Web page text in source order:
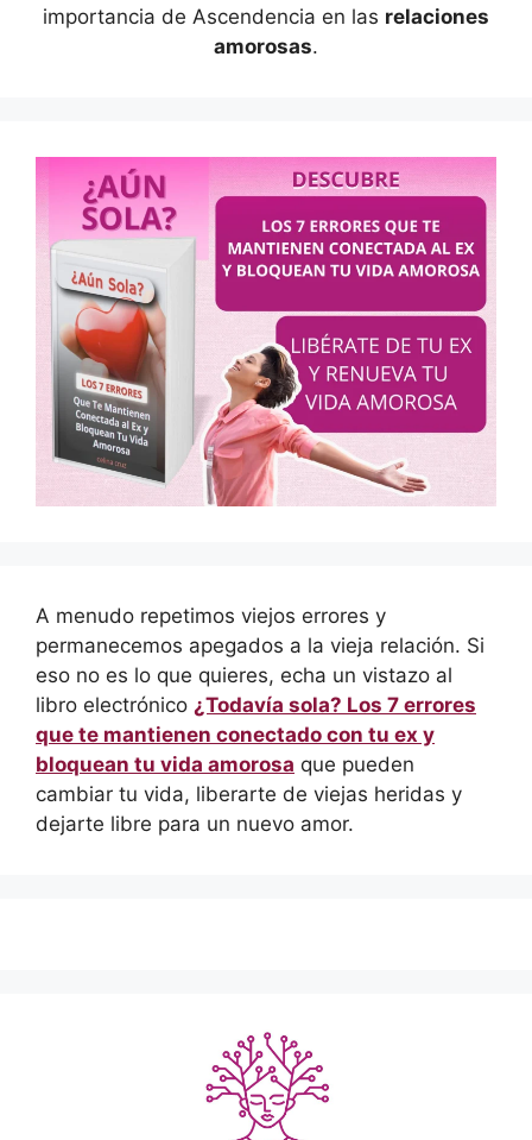
importancia de Ascendencia en las relaciones
amorosas.
A menudo repetimos viejos errores y
permanecemos apegados a la vieja relación. Si
eso no es lo que quieres, echa un vistazo al
libro electrónico ¿Todavía sola? Los 7 errores
que te mantienen conectado con tu ex y
bloquean tu vida amorosa que pueden
cambiar tu vida, liberarte de viejas heridas y
dejarte libre para un nuevo amor.